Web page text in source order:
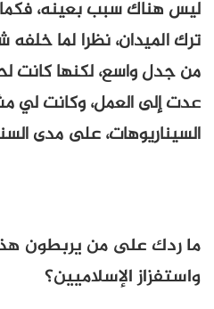
ليس هناك سبب بعينه،
ترك الميدان، نظرا لما
من جدل واسع، لكنها كانت
عدت إلى العمل، وكانت لي
السيناريوهات، على مدى
ما ردك على من يربطون
واستفزاز الإسلاميين؟